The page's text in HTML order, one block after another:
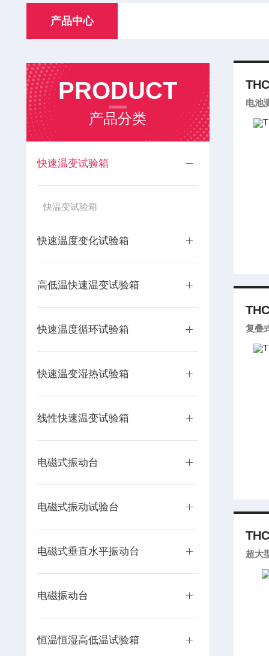
产品中心
PRODUCT
产品分类
快速温变试验箱
快温变试验箱
快速温度变化试验箱
高低温快速温变试验箱
快速温度循环试验箱
快速温变湿热试验箱
线性快速温变试验箱
电磁式振动台
电磁式振动试验台
电磁式垂直水平振动台
电磁振动台
恒温恒湿高低温试验箱
电池
复叠
超大